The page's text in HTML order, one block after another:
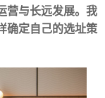
营与长远发展。我
确定自己的选址策